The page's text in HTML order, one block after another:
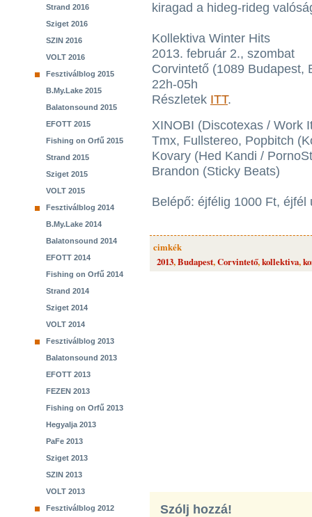
Strand 2016
Sziget 2016
SZIN 2016
VOLT 2016
Fesztiválblog 2015
B.My.Lake 2015
Balatonsound 2015
EFOTT 2015
Fishing on Orfű 2015
Strand 2015
Sziget 2015
VOLT 2015
Fesztiválblog 2014
B.My.Lake 2014
Balatonsound 2014
EFOTT 2014
Fishing on Orfű 2014
Strand 2014
Sziget 2014
VOLT 2014
Fesztiválblog 2013
Balatonsound 2013
EFOTT 2013
FEZEN 2013
Fishing on Orfű 2013
Hegyalja 2013
PaFe 2013
Sziget 2013
SZIN 2013
VOLT 2013
Fesztiválblog 2012
kiragad a hideg-rideg
Kollektiva Winter Hits
2013. február 2., szombat
Corvintető (1089 Budapest,
22h-05h
Részletek ITT.
XINOBI (Discotexas / Work
Tmx, Fullstereo, Popbitch
Kovary (Hed Kandi /
Brandon (Sticky Beats)
Belépő: éjfélig 1000 Ft, éjfél
cimkék
2013,Budapest,Corvintető,kollektiva,
Szólj hozzá!